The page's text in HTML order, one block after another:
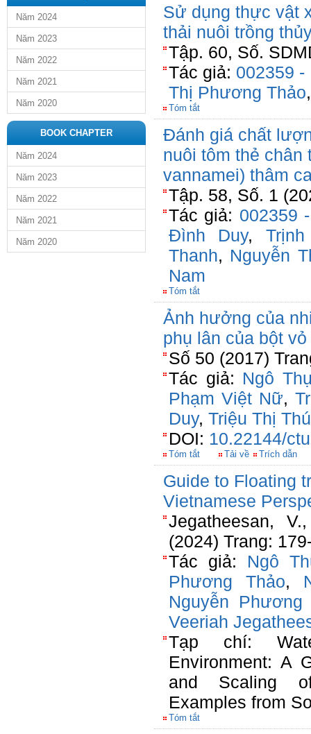
Năm 2024
Năm 2023
Năm 2022
Năm 2021
Năm 2020
BOOK CHAPTER
Năm 2024
Năm 2023
Năm 2022
Năm 2021
Năm 2020
Sử dụng thực vật
thải nuôi trồng
Tập. 60, Số.
Tác giả: 002359 -
Thị Phương Thảo
Tóm tắt
Đánh giá chất
nuôi tôm thẻ chân
vannamei) thâm
Tập. 58, Số. 1
Tác giả: 002359
Đình Duy,
Thanh, Nguyễn
Nam
Tóm tắt
Ảnh hưởng của
phụ lân của bột
Số 50 (2017)
Tác giả: Ngô
Phạm Việt Nữ,
Duy, Triệu Thị
DOI: 10.22144/
Tóm tắt Tải về Trích dẫn
Guide to Floating
Vietnamese
Jegatheesan,
(2024) Trang:
Tác giả: Ngô
Phương Thảo,
Nguyễn Phương
Veeriah
Tạp chí:
Environment: A
and Scaling of
Examples from
Tóm tắt